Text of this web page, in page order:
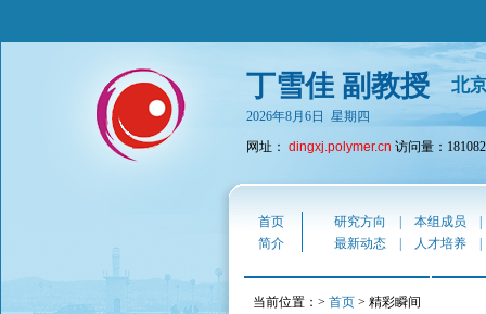
丁雪佳 副教授 北
2026年8月6日 星期四
网址： dingxj.polymer.cn 访问量：181082
首页 研究方向 本组成员
简介
最新动态 人才培养
当前位置：> 首页 > 精彩瞬间